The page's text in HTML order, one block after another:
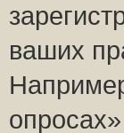
ваших